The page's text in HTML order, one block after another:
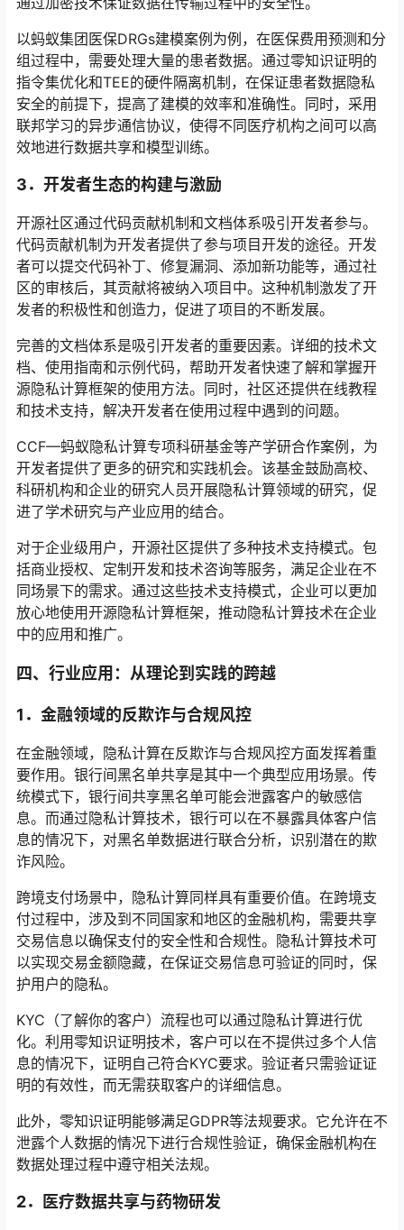
以蚂蚁集团医保DRGs建模案例为例，在医保费用预测和分
组过程中，需要处理大量的患者数据。通过零知识证明的
指令集优化和TEE的硬件隔离机制，在保证患者数据隐私
安全的前提下，提高了建模的效率和准确性。同时，采用
联邦学习的异步通信协议，使得不同医疗机构之间可以高
效地进行数据共享和模型训练。
3． 开发者生态的构建与激励
开源社区通过代码贡献机制和文档体系吸引开发者参与。
代码贡献机制为开发者提供了参与项目开发的途径。开发
者可以提交代码补丁、修复漏洞、添加新功能等，通过社
区的审核后，其贡献将被纳入项目中。这种机制激发了开
发者的积极性和创造力，促进了项目的不断发展。
完善的文档体系是吸引开发者的重要因素。详细的技术文
档、使用指南和示例代码，帮助开发者快速了解和掌握开
源隐私计算框架的使用方法。同时，社区还提供在线教程
和技术支持，解决开发者在使用过程中遇到的问题。
CCF—蚂蚁隐私计算专项科研基金等产学研合作案例，为
开发者提供了更多的研究和实践机会。该基金鼓励高校、
科研机构和企业的研究人员开展隐私计算领域的研究，促
进了学术研究与产业应用的结合。
对于企业级用户，开源社区提供了多种技术支持模式。包
括商业授权、定制开发和技术咨询等服务，满足企业在不
同场景下的需求。通过这些技术支持模式，企业可以更加
放心地使用开源隐私计算框架，推动隐私计算技术在企业
中的应用和推广。
四、 行业应用：从理论到实践的跨越
1． 金融领域的反欺诈与合规风控
在金融领域，隐私计算在反欺诈与合规风控方面发挥着重
要作用。银行间黑名单共享是其中一个典型应用场景。传
统模式下，银行间共享黑名单可能会泄露客户的敏感信
息。而通过隐私计算技术，银行可以在不暴露具体客户信
息的情况下，对黑名单数据进行联合分析，识别潜在的欺
诈风险。
跨境支付场景中，隐私计算同样具有重要价值。在跨境支
付过程中，涉及到不同国家和地区的金融机构，需要共享
交易信息以确保支付的安全性和合规性。隐私计算技术可
以实现交易金额隐藏，在保证交易信息可验证的同时，保
护用户的隐私。
KYC（了解你的客户）流程也可以通过隐私计算进行优
化。利用零知识证明技术，客户可以在不提供过多个人信
息的情况下，证明自己符合KYC要求。验证者只需验证证
明的有效性，而无需获取客户的详细信息。
此外，零知识证明能够满足GDPR等法规要求。它允许在不
泄露个人数据的情况下进行合规性验证，确保金融机构在
数据处理过程中遵守相关法规。
2． 医疗数据共享与药物研发